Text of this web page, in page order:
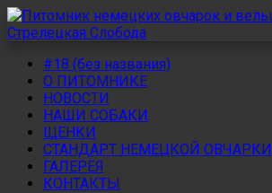
#18 (без названия)
О ПИТОМНИКЕ
НОВОСТИ
НАШИ СОБАКИ
ЩЕНКИ
СТАНДАРТ НЕМЕЦКОЙ ОВЧАРКИ
ГАЛЕРЕЯ
КОНТАКТЫ